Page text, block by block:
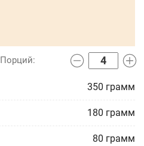
350 грамм
180 грамм
80 грамм